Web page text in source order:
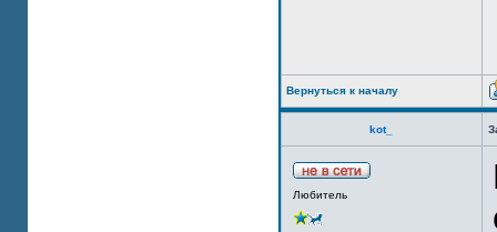
Вернуться к началу
kot_
Любитель